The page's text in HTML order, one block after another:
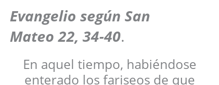
Evangelio según San
Mateo22, 34-40.
En aquel tiempo, habiéndose
enterado los fariseos de que